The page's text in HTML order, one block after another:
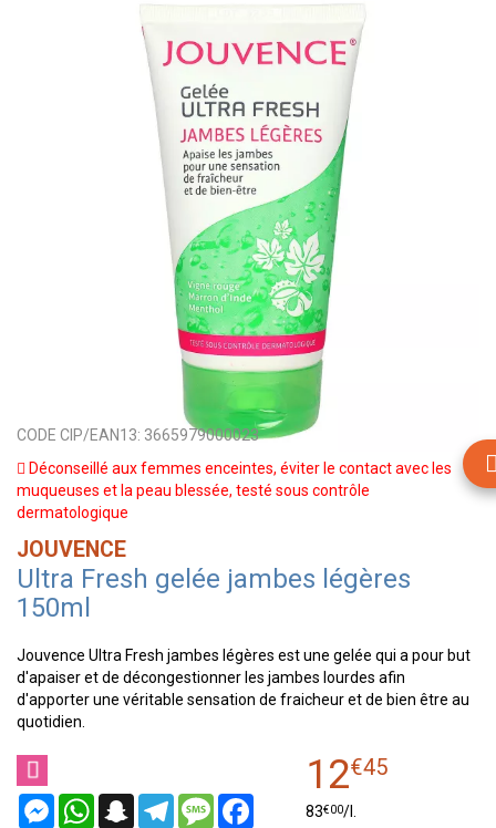
CODE CIP/EAN13: 3665979000023
Déconseillé aux femmes enceintes, éviter le contact avec les
muqueuses et la peau blessée, testé sous contrôle
dermatologique
JOUVENCE
Ultra Fresh gelée jambes légères
150ml
Jouvence Ultra Fresh jambes légères est une gelée qui a pour but
d'apaiser et de décongestionner les jambes lourdes afin
d'apporter une véritable sensation de fraicheur et de bien être au
quotidien.
MessengerWhatsAppSnapchatTelegramMessageFacebook
12€45
83€00/